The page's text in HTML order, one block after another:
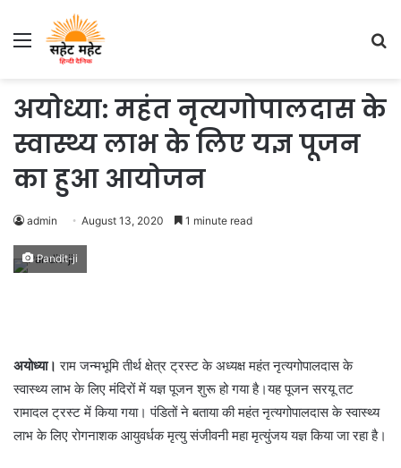
Menu
अयोध्या: महंत नृत्यगोपालदास के
स्वास्थ्य लाभ के लिए यज्ञ पूजन
का हुआ आयोजन
admin August 13, 2020 1 minute read
Pandit-ji
अयोध्या। राम जन्मभूमि तीर्थ क्षेत्र ट्रस्ट के अध्यक्ष महंत नृत्यगोपालदास के
स्वास्थ्य लाभ के लिए मंदिरों में यज्ञ पूजन शुरू हो गया है।यह पूजन सरयू तट
रामादल ट्रस्ट में किया गया। पंडितों ने बताया की महंत नृत्यगोपालदास के स्वास्थ्य
लाभ के लिए रोगनाशक आयुवर्धक मृत्यु संजीवनी महा मृत्युंजय यज्ञ किया जा रहा है।